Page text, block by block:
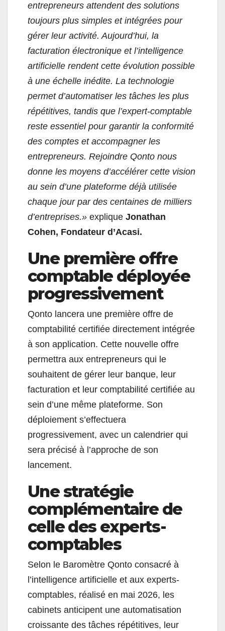
entrepreneurs attendent des solutions
toujours plus simples et intégrées pour
gérer leur activité. Aujourd’hui, la
facturation électronique et l’intelligence
artificielle rendent cette évolution possible
à une échelle inédite. La technologie
permet d’automatiser les tâches les plus
répétitives, tandis que l’expert-comptable
reste essentiel pour garantir la conformité
des comptes et accompagner les
entrepreneurs. Rejoindre Qonto nous
donne les moyens d’accélérer cette vision
au sein d’une plateforme déjà utilisée
chaque jour par des centaines de milliers
d’entreprises.» explique Jonathan
Cohen, Fondateur d’Acasi.
Une première offre
comptable déployée
progressivement
Qonto lancera une première offre de
comptabilité certifiée directement intégrée
à son application. Cette nouvelle offre
permettra aux entrepreneurs qui le
souhaitent de gérer leur banque, leur
facturation et leur comptabilité certifiée au
sein d’une même plateforme. Son
déploiement s’effectuera
progressivement, avec un calendrier qui
sera précisé à l’approche de son
lancement.
Une stratégie
complémentaire de
celle des experts-
comptables
Selon le Baromètre Qonto consacré à
l’intelligence artificielle et aux experts-
comptables, réalisé en mai 2026, les
cabinets anticipent une automatisation
croissante des tâches répétitives, leur